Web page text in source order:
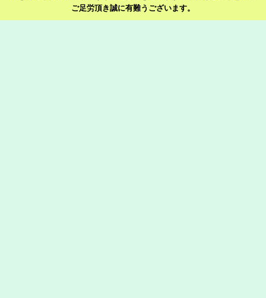
ご足労頂き誠に有難うございます。